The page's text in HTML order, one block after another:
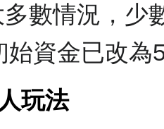
多數情況，少
始資金已改為
玩法